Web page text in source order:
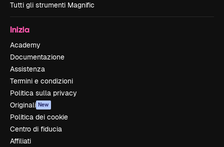
Tutti gli strumenti Magnific
Inizia
Academy
Documentazione
Assistenza
Termini e condizioni
Politica sulla privacy
Originali New
Politica dei cookie
Centro di fiducia
Affiliati